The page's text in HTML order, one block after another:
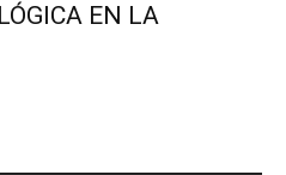
EN LA